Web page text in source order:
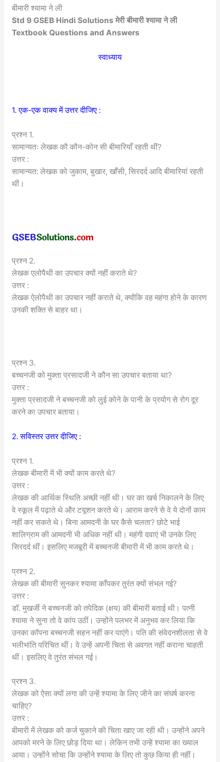
बीमारी श्यामा ने ली
Std 9 GSEB Hindi Solutions मेरी बीमारी श्यामा ने ली
Textbook Questions and Answers
स्वाध्याय
1. एक-एक वाक्य में उत्तर दीजिए :
प्रश्न 1.
सामान्यतः लेखक कौ कौन-कोन सी बीमारियाँ रहती थीं?
उत्तर :
सामान्यत: लेखक को जुकाम, बुखार, खाँसी, सिरदर्द आदि बीमारियां रहती
थीं।
प्रश्न 2.
लेखक एलोपैथी का उपचार क्यों नहीं कराते थे?
उत्तर :
लेखक ऐलोपैथी का उपचार नहीं कराते थे, क्योंकि वह महंगा होने के कारण
उनकी शक्ति से बाहर था।
प्रश्न 3.
बच्चनजी को मुक्ता प्रसादजी ने कौन सा उपचार बताया था?
उत्तर :
मुक्ता प्रसादजी ने बच्चनजी को लुई कोने के पानी के प्रयोग से रोग दूर
करने का उपचार बताया।
2. सविस्तर उत्तर दीजिए :
प्रश्न 1.
लेखक बीमारी में भी क्यों काम करते थे?
उत्तर :
लेखक की आर्थिक स्थिति अच्छी नहीं थी। घर का खर्च निकालने के लिए
वे स्कूल में पढ़ाते थे और टयूशन करते थे। आराम करने से वे ये दोनों काम
नहीं कर सकते थे। बिना आमदनी के घर कैसे चलता? छोटे भाई
शालिग्राम की आमदनी भी अधिक नहीं थी। महंगी दवाएं भी उनके लिए
सिरदर्द थीं। इसलिए मजबूरी में बच्चनजी बीमारी में भी काम करते थे।
प्रश्न 2.
लेखक की बीमारी सुनकर श्यामा काँपकर तुरंत क्यों संभल गई?
उत्तर :
डॉ. मुखर्जी ने बच्चनजी को तपेदिक (क्षय) की बीमारी बताई थी। पत्नी
श्यामा ने सुना तो वे कांप उठीं। उन्होंने पलभर में अनुभव कर लिया कि
उनका कॉपना बच्चनजी सहन नहीं कर पाएंगे। पति की संवेदनशीलता से वे
भलीभांति परिचित थीं। वे उन्हें अपनी चिता से अवगत नहीं कराना चाहती
थीं। इसलिए वे तुरंत संभल गई।
प्रश्न 3.
लेखक को ऐसा क्यों लगा की उन्हें श्यामा के लिए जीने का संघर्ष करना
चाहिए?
उत्तर :
बीमारी में लेखक को कर्ज चुकाने की चिता खाए जा रही थी। उन्होंने अपने
आपको मरने के लिए छोड़ दिया था। लेकिन तभी उन्हें श्यामा का ख्याल
आया। उन्होंने सोचा कि उन्होंने श्यामा के लिए तो कुछ किया ही नहीं।